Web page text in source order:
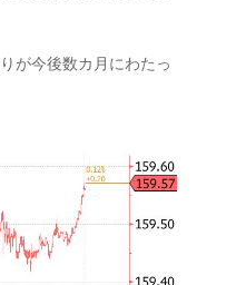
が今後数カ月にわたっ